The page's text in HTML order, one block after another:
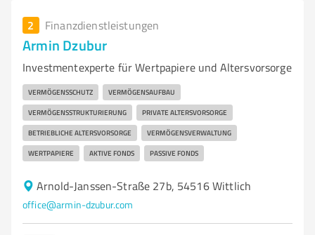
2 Finanzdienstleistungen
Armin Dzubur
Investmentexperte für Wertpapiere und Altersvorsorge
VERMÖGENSSCHUTZ VERMÖGENSAUFBAU
VERMÖGENSSTRUKTURIERUNG PRIVATE ALTERSVORSORGE
BETRIEBLICHE ALTERSVORSORGE VERMÖGENSVERWALTUNG
WERTPAPIERE AKTIVE FONDS PASSIVE FONDS
Arnold-Janssen-Straße 27b, 54516 Wittlich
office@armin-dzubur.com